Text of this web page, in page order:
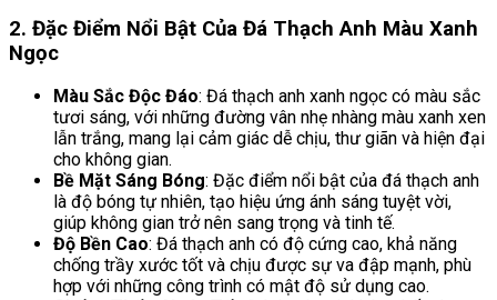
2. Đặc Điểm Nổi Bật Của Đá Thạch Anh Màu Xanh
Ngọc
Màu Sắc Độc Đáo: Đá thạch anh xanh ngọc có màu sắc
tươi sáng, với những đường vân nhẹ nhàng màu xanh xen
lẫn trắng, mang lại cảm giác dễ chịu, thư giãn và hiện đại
cho không gian.
Bề Mặt Sáng Bóng: Đặc điểm nổi bật của đá thạch anh
là độ bóng tự nhiên, tạo hiệu ứng ánh sáng tuyệt vời,
giúp không gian trở nên sang trọng và tinh tế.
Độ Bền Cao: Đá thạch anh có độ cứng cao, khả năng
chống trầy xước tốt và chịu được sự va đập mạnh, phù
hợp với những công trình có mật độ sử dụng cao.